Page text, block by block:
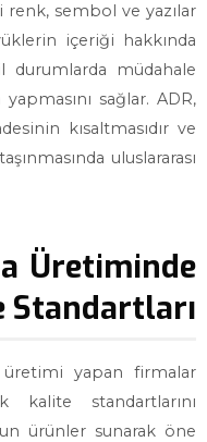
renk, sembol ve yazılar
içeriği hakkında
durumlarda müdahale
sağlar. ADR,
kısaltmasıdır ve
uluslararası
Üretiminde
Standartları
yapan firmalar
kalite standartlarını
ürünler sunarak öne